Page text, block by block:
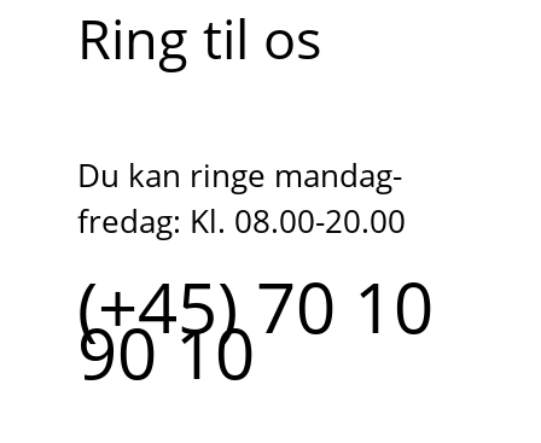
Ring til os
Du kan ringe mandag-
fredag: Kl. 08.00-20.00
(+45) 70 10
90 10